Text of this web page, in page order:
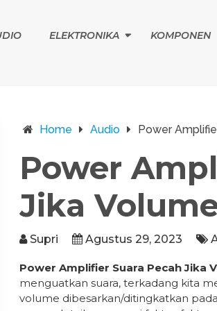
ELEKTRONIKA KOMPONEN
Home Audio Power
Power
Jika
Supri Agustus 29, 2023
Power Amplifier Suara Pecah Jika
menguatkan suara, terkadang kita
volume dibesarkan/ditingkatkan